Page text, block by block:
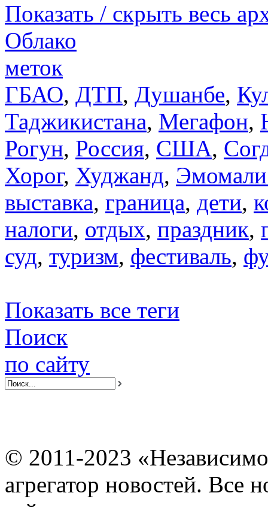
Показать / скрыть весь
Облако
меток
ГБАО, ДТП, Душанбе,
Таджикистана, Мегафон,
Рогун, Россия, США,
Хорог, Худжанд,
выставка, граница, дети,
налоги, отдых, праздник,
суд, туризм, фестиваль,
Показать все теги
Поиск
по сайту
© 2011-2023
агрегатор новостей. Все